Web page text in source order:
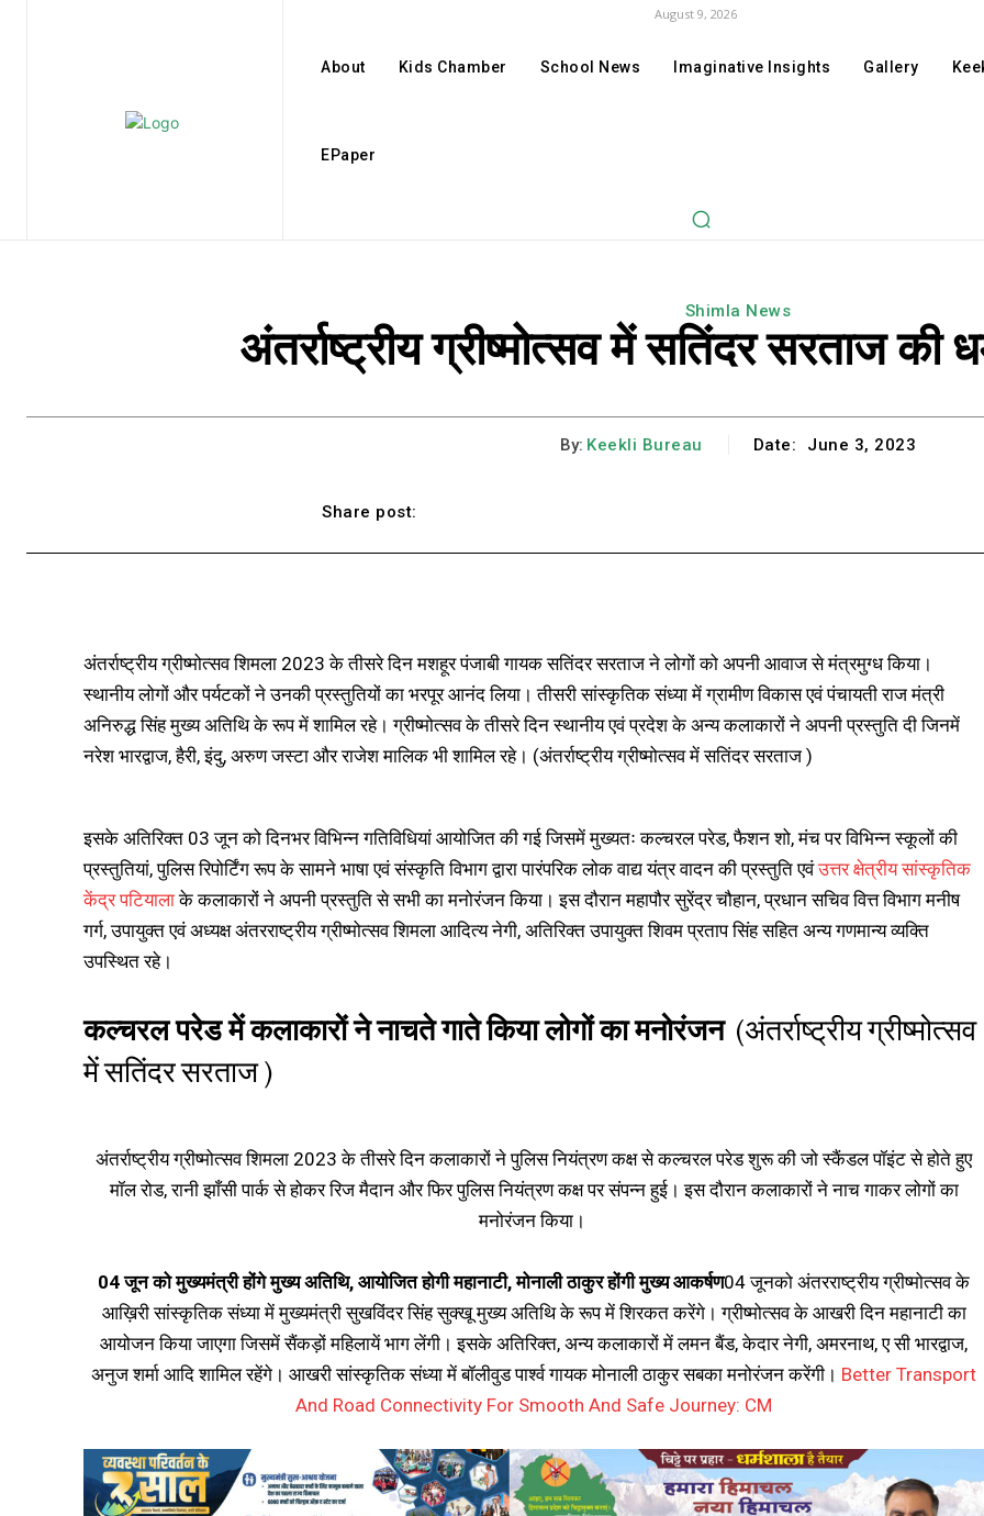
August 9, 2026
About Kids Chamber School News Imaginative Insights Gallery
EPaper
Shimla News
अंतर्राष्ट्रीय ग्रीष्मोत्सव में सतिंदर सरताज की
By: Keekli Bureau Date: June 3, 2023
Share post:
अंतर्राष्ट्रीय ग्रीष्मोत्सव शिमला 2023 के तीसरे दिन मशहूर पंजाबी गायक सतिंदर सरताज ने लोगों को अपनी आवाज से मंत्रमुग्ध किया।
स्थानीय लोगों और पर्यटकों ने उनकी प्रस्तुतियों का भरपूर आनंद लिया। तीसरी सांस्कृतिक संध्या में ग्रामीण विकास एवं पंचायती राज मंत्री
अनिरुद्ध सिंह मुख्य अतिथि के रूप में शामिल रहे। ग्रीष्मोत्सव के तीसरे दिन स्थानीय एवं प्रदेश के अन्य कलाकारों ने अपनी प्रस्तुति दी जिनमें
नरेश भारद्वाज, हैरी, इंदु, अरुण जस्टा और राजेश मालिक भी शामिल रहे। (अंतर्राष्ट्रीय ग्रीष्मोत्सव में सतिंदर सरताज )
इसके अतिरिक्त 03 जून को दिनभर विभिन्न गतिविधियां आयोजित की गई जिसमें मुख्यतः कल्चरल परेड, फैशन शो, मंच पर विभिन्न स्कूलों की
प्रस्तुतियां, पुलिस रिपोर्टिंग रूप के सामने भाषा एवं संस्कृति विभाग द्वारा पारंपरिक लोक वाद्य यंत्र वादन की प्रस्तुति एवंउत्तर क्षेत्रीय सांस्कृतिक
केंद्र पटियालाके कलाकारों ने अपनी प्रस्तुति से सभी का मनोरंजन किया। इस दौरान महापौर सुरेंद्र चौहान, प्रधान सचिव वित्त विभाग मनीष
गर्ग, उपायुक्त एवं अध्यक्ष अंतरराष्ट्रीय ग्रीष्मोत्सव शिमला आदित्य नेगी, अतिरिक्त उपायुक्त शिवम प्रताप सिंह सहित अन्य गणमान्य व्यक्ति
उपस्थित रहे।
कल्चरल परेड में कलाकारों ने नाचते गाते किया लोगों का मनोरंजन (अंतर्राष्ट्रीय ग्रीष्मोत्सव
में सतिंदर सरताज )
अंतर्राष्ट्रीय ग्रीष्मोत्सव शिमला 2023 के तीसरे दिन कलाकारों ने पुलिस नियंत्रण कक्ष से कल्चरल परेड शुरू की जो स्कैंडल पॉइंट से होते हुए
मॉल रोड, रानी झाँसी पार्क से होकर रिज मैदान और फिर पुलिस नियंत्रण कक्ष पर संपन्न हुई। इस दौरान कलाकारों ने नाच गाकर लोगों का
मनोरंजन किया।
04 जून को मुख्यमंत्री होंगे मुख्य अतिथि, आयोजित होगी महानाटी, मोनाली ठाकुर होंगी मुख्य आकर्षण04 जूनको अंतरराष्ट्रीय ग्रीष्मोत्सव के
आख़िरी सांस्कृतिक संध्या में मुख्यमंत्री सुखविंदर सिंह सुक्खू मुख्य अतिथि के रूप में शिरकत करेंगे। ग्रीष्मोत्सव के आखरी दिन महानाटी का
आयोजन किया जाएगा जिसमें सैंकड़ों महिलायें भाग लेंगी। इसके अतिरिक्त, अन्य कलाकारों में लमन बैंड, केदार नेगी, अमरनाथ, ए सी भारद्वाज,
अनुज शर्मा आदि शामिल रहेंगे। आखरी सांस्कृतिक संध्या में बॉलीवुड पार्श्व गायक मोनाली ठाकुर सबका मनोरंजन करेंगी। Better Transport
And Road Connectivity For Smooth And Safe Journey: CM